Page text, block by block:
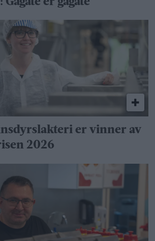
er vinner av
2026